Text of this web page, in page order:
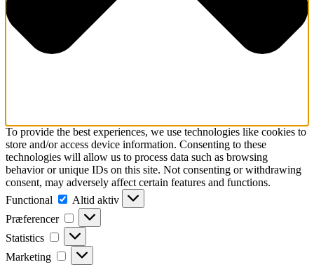
To provide the best experiences, we use technologies like cookies to
store and/or access device information. Consenting to these
technologies will allow us to process data such as browsing
behavior or unique IDs on this site. Not consenting or withdrawing
consent, may adversely affect certain features and functions.
Functional
Functional
Altid aktiv
Præferencer
Præferencer
Statistics Statistics
Marketing Marketing